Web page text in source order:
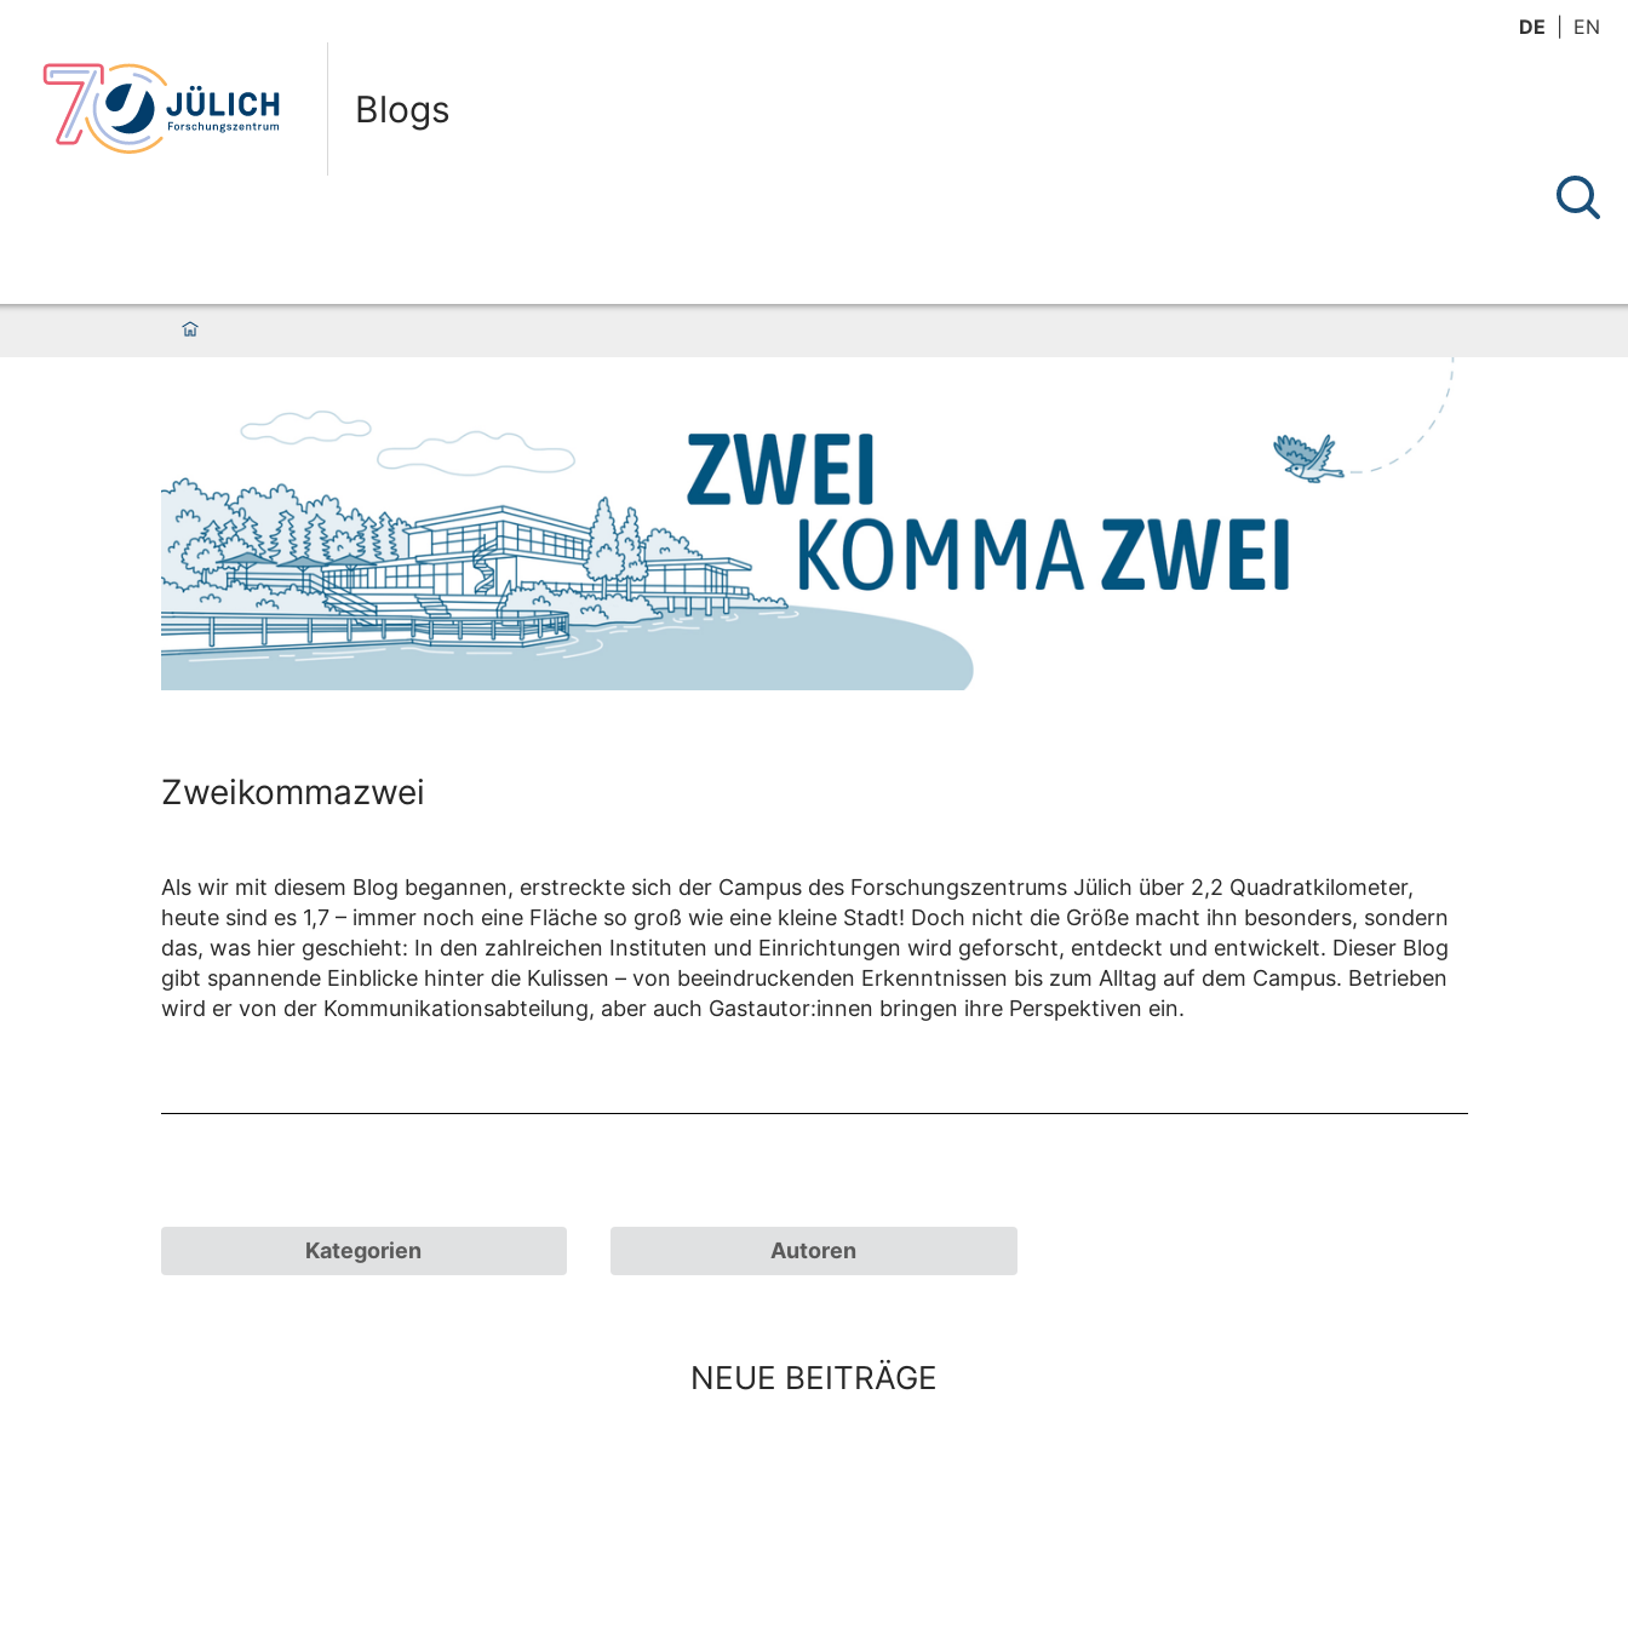
DE EN
Blogs
Zweikommazwei
Als wir mit diesem Blog begannen, erstreckte sich der Campus des Forschungszentrums Jülich über 2,2 Quadratkilometer,
heute sind es 1,7 – immer noch eine Fläche so groß wie eine kleine Stadt! Doch nicht die Größe macht ihn besonders, sondern
das, was hier geschieht: In den zahlreichen Instituten und Einrichtungen wird geforscht, entdeckt und entwickelt. Dieser Blog
gibt spannende Einblicke hinter die Kulissen – von beeindruckenden Erkenntnissen bis zum Alltag auf dem Campus. Betrieben
wird er von der Kommunikationsabteilung, aber auch Gastautor:innen bringen ihre Perspektiven ein.
Kategorien Autoren
NEUE BEITRÄGE